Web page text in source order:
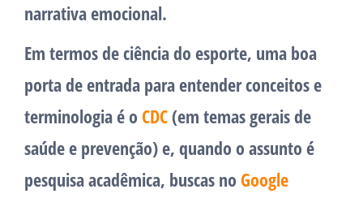
narrativa emocional.
Em termos de ciência do esporte, uma boa
porta de entrada para entender conceitos e
terminologia é o CDC(em temas gerais de
saúde e prevenção) e, quando o assunto é
pesquisa acadêmica, buscas no Google